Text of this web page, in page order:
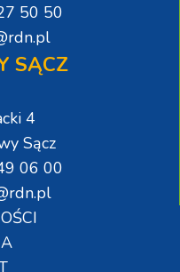
50 50
SĄCZ
4
Sącz
06 00